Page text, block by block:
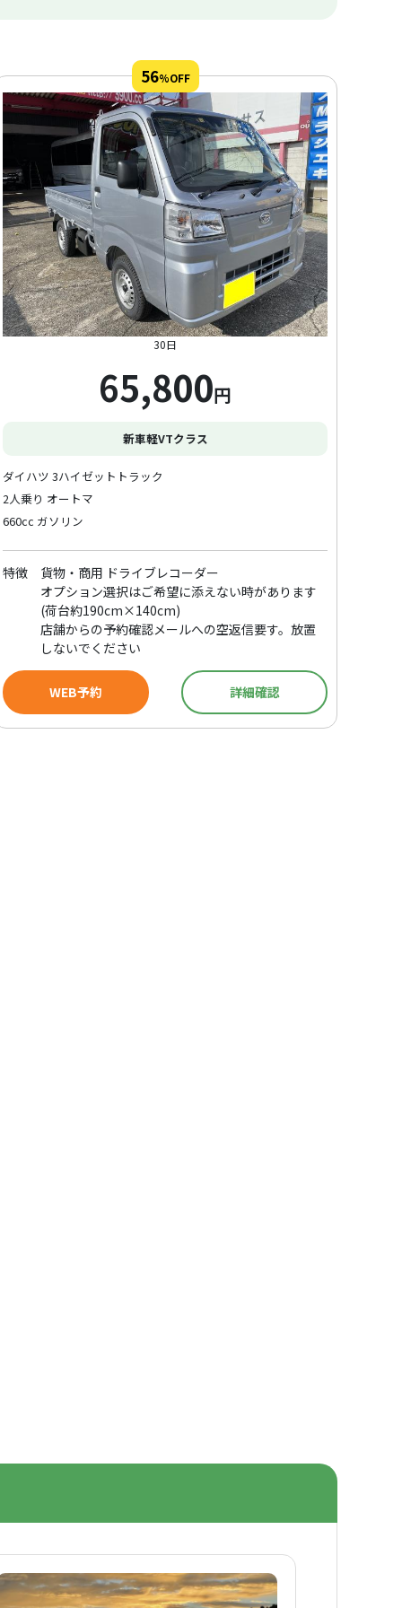
56%OFF
30日
65,800円
新車軽VTクラス
ダイハツ 3ハイゼットトラック
2人乗り オートマ
660cc ガソリン
特徴
貨物・商用 ドライブレコーダー
オプション選択はご希望に添えない時があります
(荷台約190cm×140cm)
店舗からの予約確認メールへの空返信要す。放置
しないでください
WEB予約 詳細確認